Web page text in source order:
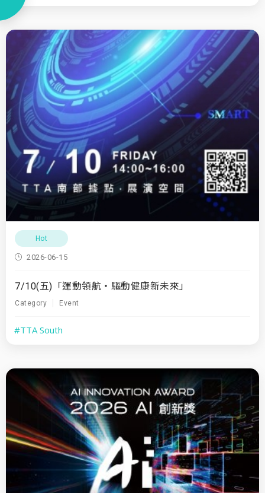
Hot
2026-06-15
7/10(五)「運動領航・驅動健康新未來」
Category Event
#TTA South